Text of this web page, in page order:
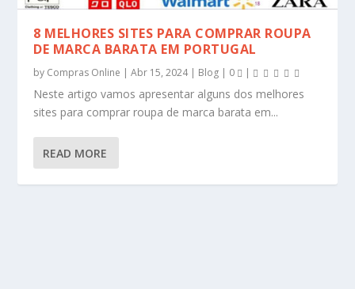
8 MELHORES SITES PARA COMPRAR ROUPA
DE MARCA BARATA EM PORTUGAL
by Compras Online |Abr 15, 2024| Blog | 0 |
Neste artigo vamos apresentar alguns dos melhores
sites para comprar roupa de marca barata em...
READ MORE